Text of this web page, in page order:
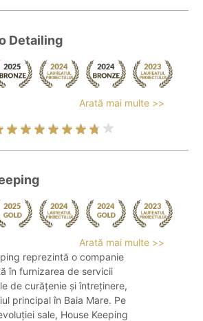
Detailing
Arată mai multe >>
Arată mai multe >>
reprezintă o companie
în furnizarea de servicii
de curățenie și întreținere,
principal în Baia Mare. Pe
sale, House Keeping